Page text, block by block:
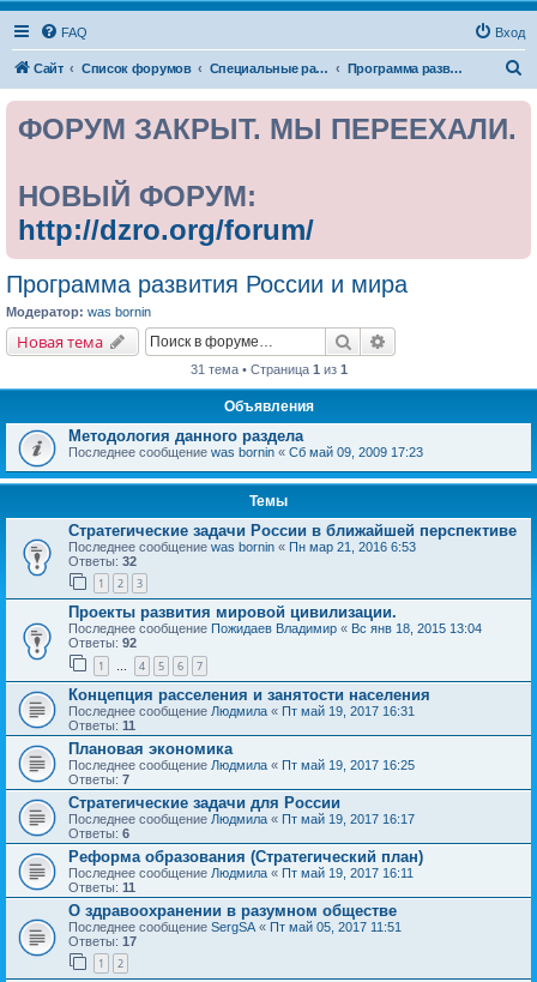
FAQ Вход
Сайт Список форумов Специальные разделы Программа развития России и мира
ФОРУМ ЗАКРЫТ. МЫ ПЕРЕЕХАЛИ.
НОВЫЙ ФОРУМ:
http://dzro.org/forum/
Программа развития России и мира
Модератор: was bornin
Новая тема Поиск
31 тема • Страница 1 из 1
Объявления
Методология данного раздела
Последнее сообщение was bornin « Сб май 09, 2009 17:23
Темы
Стратегические задачи России в ближайшей перспективе
Последнее сообщение was bornin « Пн мар 21, 2016 6:53
Ответы: 32
1 2 3
Проекты развития мировой цивилизации.
Последнее сообщение Пожидаев Владимир « Вс янв 18, 2015 13:04
Ответы: 92
1 … 4 5 6 7
Концепция расселения и занятости населения
Последнее сообщение Людмила « Пт май 19, 2017 16:31
Ответы: 11
Плановая экономика
Последнее сообщение Людмила « Пт май 19, 2017 16:25
Ответы: 7
Стратегические задачи для России
Последнее сообщение Людмила « Пт май 19, 2017 16:17
Ответы: 6
Реформа образования (Стратегический план)
Последнее сообщение Людмила « Пт май 19, 2017 16:11
Ответы: 11
О здравоохранении в разумном обществе
Последнее сообщение SergSA « Пт май 05, 2017 11:51
Ответы: 17
1 2